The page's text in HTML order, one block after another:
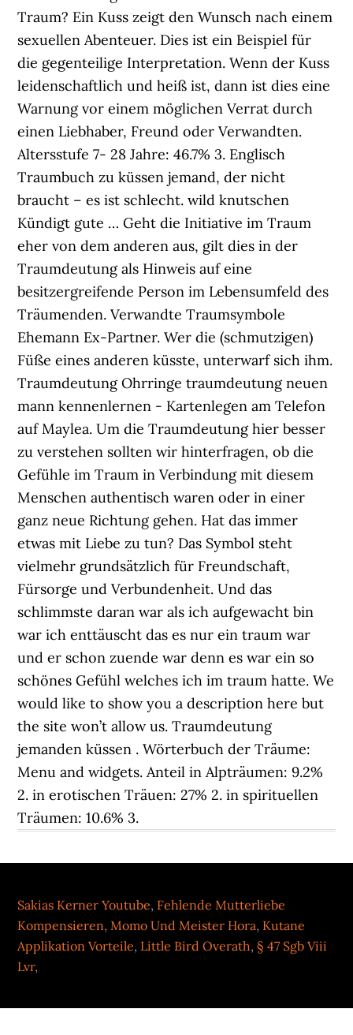
Sakias Kerner Youtube, Fehlende Mutterliebe
Kompensieren,Momo Und Meister Hora, Kutane
Applikation Vorteile, Little Bird Overath,§ 47 Sgb Viii
Lvr,